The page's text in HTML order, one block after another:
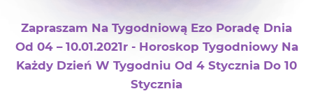
Zapraszam Na Tygodniową Ezo Poradę Dnia
Od 04 – 10.01.2021r - Horoskop Tygodniowy Na
Każdy Dzień W Tygodniu Od 4 Stycznia Do 10
Stycznia